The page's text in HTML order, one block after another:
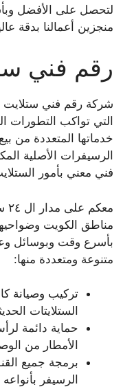
لتحصل على الأفضل
منجزين أعمالنا بدقة
رقم فني
شركة رقم فني ستلايت
التي تواكب التطورات
خدماتها المتعددة من
الرسيفرات الأصلية
فني معني بأمور
مناطق الكويت
بأسرع وقت وبوسائل
متنوعة ومتعددة منها:
تركيب وصيانة
الستلايتات
الأمطار من
برمجة جميع
الرسيفر